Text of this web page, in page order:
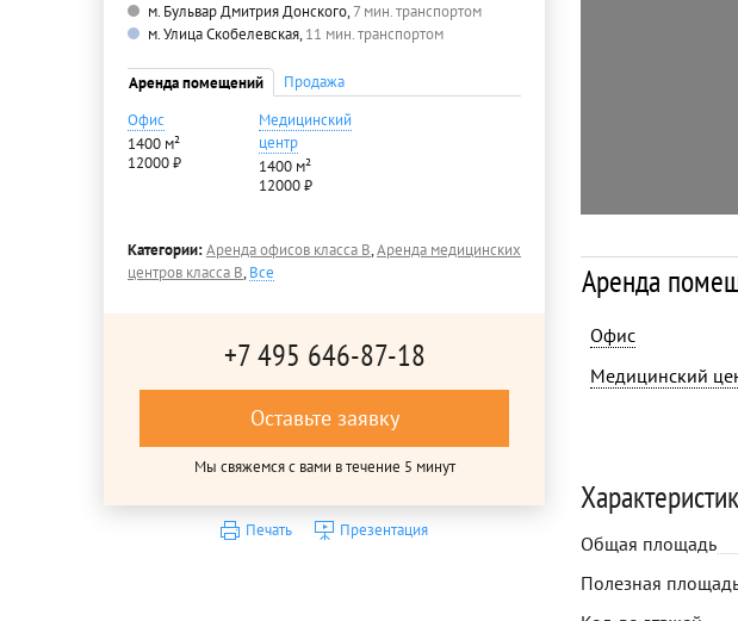
м. Бульвар Дмитрия Донского,7 мин. транспортом
м. Улица Скобелевская,11 мин. транспортом
Аренда помещений
Продажа
Офис
1400 м²
12000 ₽
Медицинский
центр
1400 м²
12000 ₽
Категории:Аренда офисов класса B,Аренда медицинских
центров класса B,Все
+7 495 646-87-18
Оставьте заявку
Мы свяжемся с вами в течение 5 минут
Печать Презентация
Аренда
Офис
Медицинский
Общая площадь
Полезная